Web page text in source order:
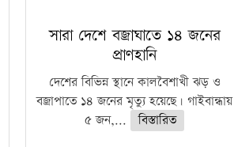
সারা দেশে বজ্রাঘাতে ১৪ জনের
প্রাণহানি
দেশের বিভিন্ন স্থানে কালবৈশাখী ঝড় ও
বজ্রাপাতে ১৪ জনের মৃত্যু হয়েছে। গাইবান্ধায়
৫ জন,...
বিস্তারিত